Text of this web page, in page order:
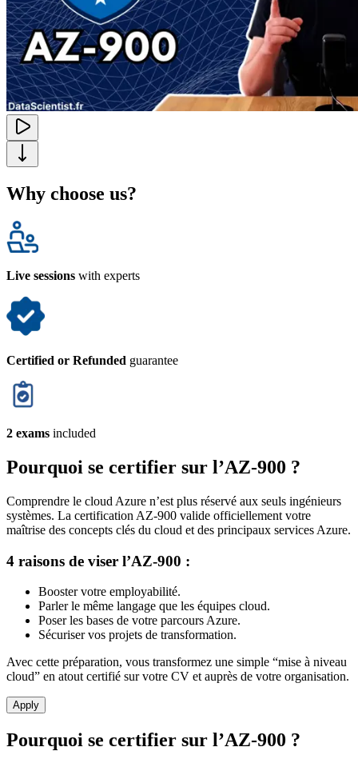
Why choose us?
Live sessions with experts
Certified or Refunded guarantee
2 exams included
Pourquoi se certifier sur l’AZ‑900 ?
Comprendre le cloud Azure n’est plus réservé aux seuls ingénieurs
systèmes. La certification AZ‑900 valide officiellement votre
maîtrise des concepts clés du cloud et des principaux services Azure.
4 raisons de viser l’AZ‑900 :
Booster votre employabilité.
Parler le même langage que les équipes cloud.
Poser les bases de votre parcours Azure.
Sécuriser vos projets de transformation.
Avec cette préparation, vous transformez une simple “mise à niveau
cloud” en atout certifié sur votre CV et auprès de votre organisation.
Apply
Pourquoi se certifier sur l’AZ‑900 ?